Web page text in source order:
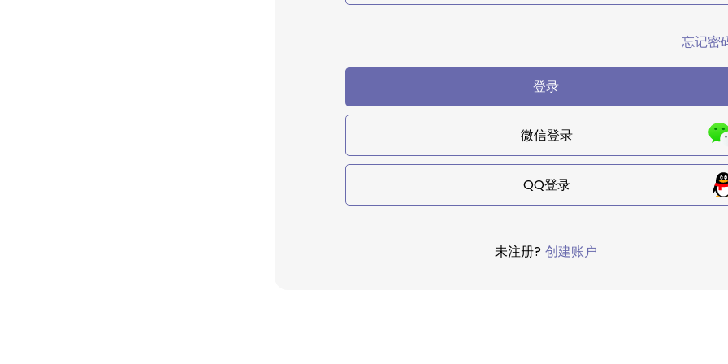
忘记密
登录
微信登录
QQ登录
未注册? 创建账户